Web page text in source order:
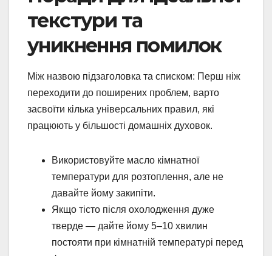
текстури та
уникнення помилок
Між назвою підзаголовка та списком: Перш ніж
переходити до поширених проблем, варто
засвоїти кілька універсальних правил, які
працюють у більшості домашніх духовок.
Використовуйте масло кімнатної
температури для розтоплення, але не
давайте йому закипіти.
Якщо тісто після охолодження дуже
тверде — дайте йому 5–10 хвилин
постояти при кімнатній температурі перед